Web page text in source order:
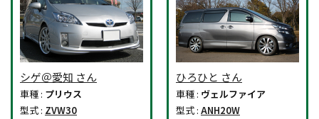
シゲ＠愛知 さん
車種 : プリウス
型式 : ZVW30
ひろひと さん
車種 : ヴェルファイア
型式 : ANH20W